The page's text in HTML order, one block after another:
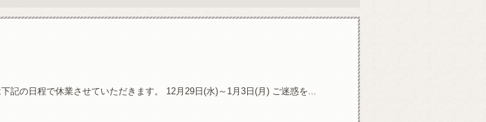
記の日程で休業させていただきます。 12月29日(水)～1月3日(月) ご迷惑を...